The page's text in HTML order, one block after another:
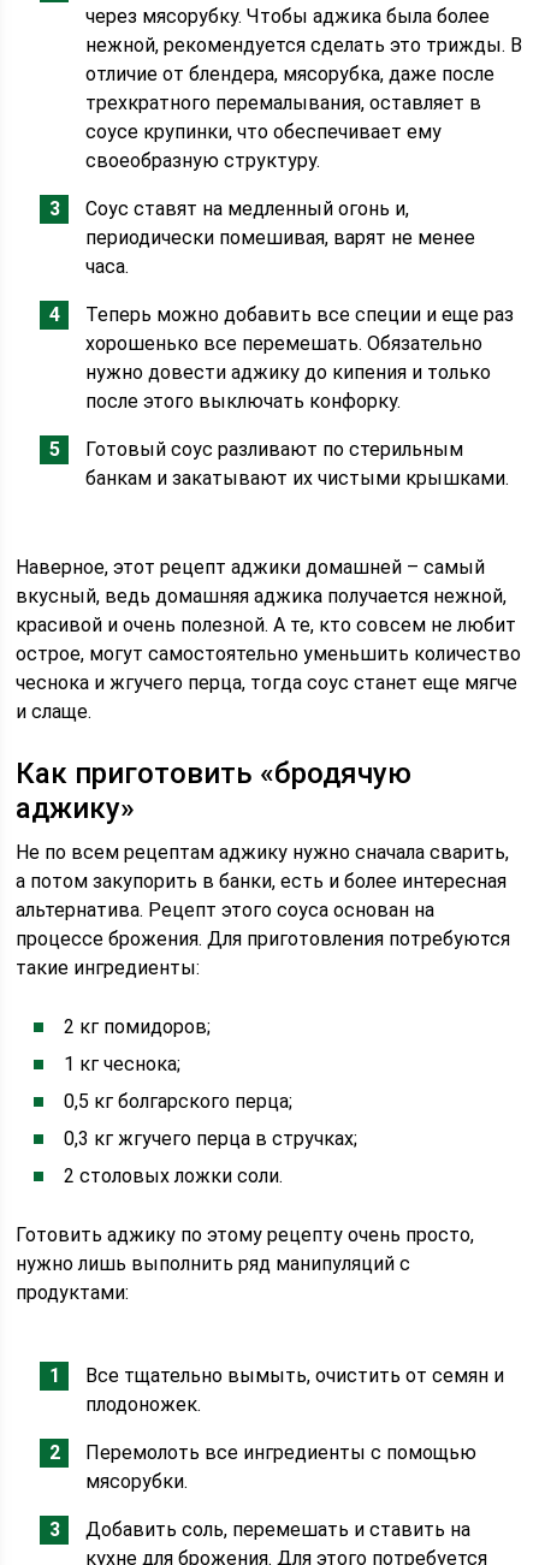
через мясорубку. Чтобы аджика была более
нежной, рекомендуется сделать это трижды. В
отличие от блендера, мясорубка, даже после
трехкратного перемалывания, оставляет в
соусе крупинки, что обеспечивает ему
своеобразную структуру.
Соус ставят на медленный огонь и,
периодически помешивая, варят не менее
часа.
Теперь можно добавить все специи и еще раз
хорошенько все перемешать. Обязательно
нужно довести аджику до кипения и только
после этого выключать конфорку.
Готовый соус разливают по стерильным
банкам и закатывают их чистыми крышками.
Наверное, этот рецепт аджики домашней – самый
вкусный, ведь домашняя аджика получается нежной,
красивой и очень полезной. А те, кто совсем не любит
острое, могут самостоятельно уменьшить количество
чеснока и жгучего перца, тогда соус станет еще мягче
и слаще.
Как приготовить «бродячую
аджику»
Не по всем рецептам аджику нужно сначала сварить,
а потом закупорить в банки, есть и более интересная
альтернатива. Рецепт этого соуса основан на
процессе брожения. Для приготовления потребуются
такие ингредиенты:
2 кг помидоров;
1 кг чеснока;
0,5 кг болгарского перца;
0,3 кг жгучего перца в стручках;
2 столовых ложки соли.
Готовить аджику по этому рецепту очень просто,
нужно лишь выполнить ряд манипуляций с
продуктами:
Все тщательно вымыть, очистить от семян и
плодоножек.
Перемолоть все ингредиенты с помощью
мясорубки.
Добавить соль, перемешать и ставить на
кухне для брожения. Для этого потребуется